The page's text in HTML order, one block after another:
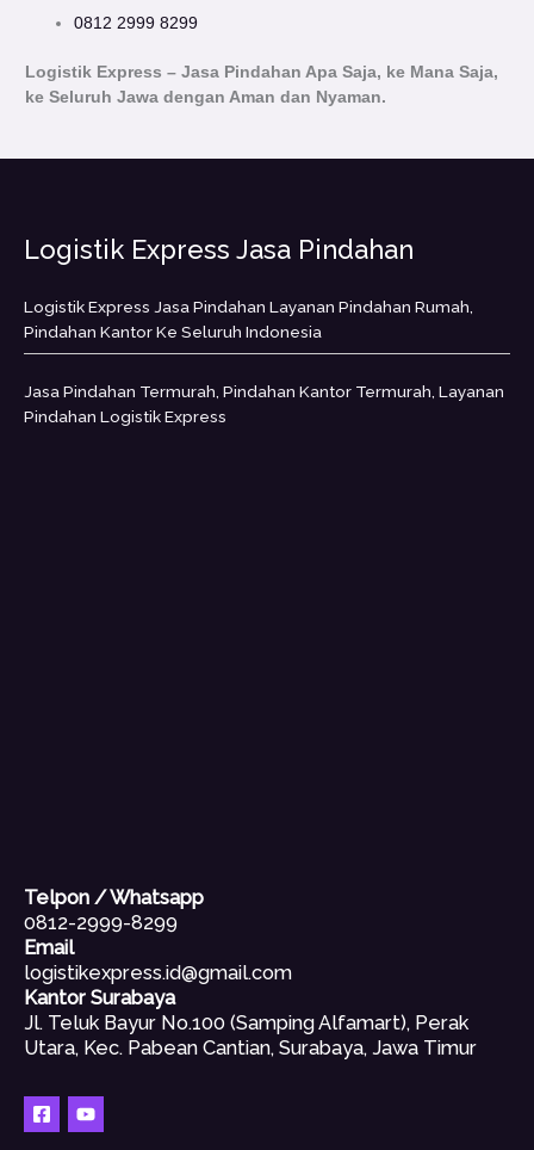
0812 2999 8299
Logistik Express – Jasa Pindahan Apa Saja, ke Mana Saja,
ke Seluruh Jawa dengan Aman dan Nyaman.
Logistik Express Jasa Pindahan
Logistik Express Jasa Pindahan Layanan Pindahan Rumah,
Pindahan Kantor Ke Seluruh Indonesia
Jasa Pindahan Termurah, Pindahan Kantor Termurah, Layanan
Pindahan Logistik Express
Telpon / Whatsapp
0812-2999-8299
Email
logistikexpress.id@gmail.com
Kantor Surabaya
Jl. Teluk Bayur No.100 (Samping Alfamart), Perak
Utara, Kec. Pabean Cantian, Surabaya, Jawa Timur